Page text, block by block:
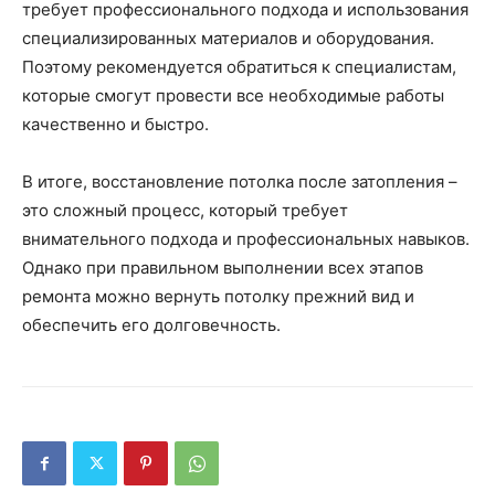
требует профессионального подхода и использования
специализированных материалов и оборудования.
Поэтому рекомендуется обратиться к специалистам,
которые смогут провести все необходимые работы
качественно и быстро.
В итоге, восстановление потолка после затопления –
это сложный процесс, который требует
внимательного подхода и профессиональных навыков.
Однако при правильном выполнении всех этапов
ремонта можно вернуть потолку прежний вид и
обеспечить его долговечность.